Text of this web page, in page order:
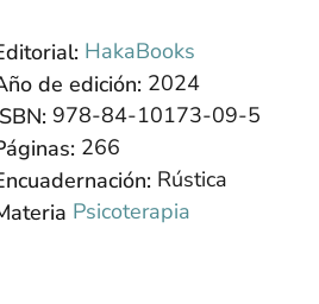
HakaBooks
de edición: 2024
978-84-10173-09-5
266
Rústica
Psicoterapia